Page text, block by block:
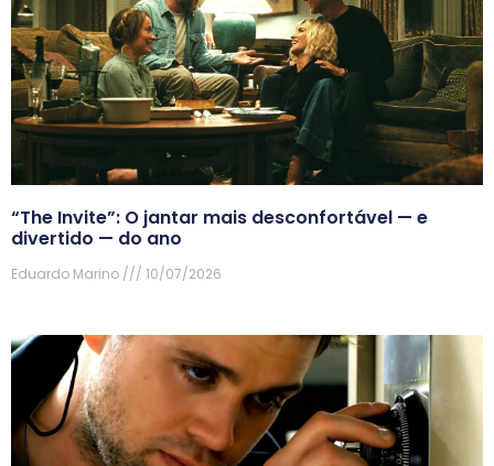
“The Invite”: O jantar mais desconfortável — e
divertido — do ano
Eduardo Marino 10/07/2026